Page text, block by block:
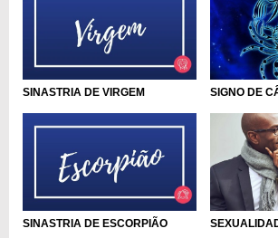
SINASTRIA DE VIRGEM SIGNO DE
SINASTRIA DE ESCORPIÃO